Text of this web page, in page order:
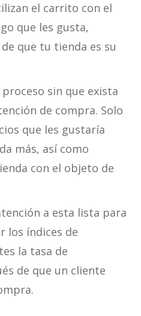
el carrito con el
que les gusta,
que tu tienda es su
sin que exista
de compra. Solo
que les gustaría
más, así como
con el objeto de
a esta lista para
los índices de
la tasa de
de que un cliente